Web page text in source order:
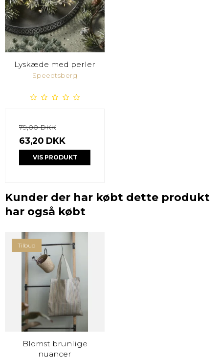
Lyskæde med perler
Speedtsberg
79,00 DKK
63,20 DKK
VIS PRODUKT
Kunder der har købt dette produkt
har også købt
Tilbud
Blomst brunlige
nuancer